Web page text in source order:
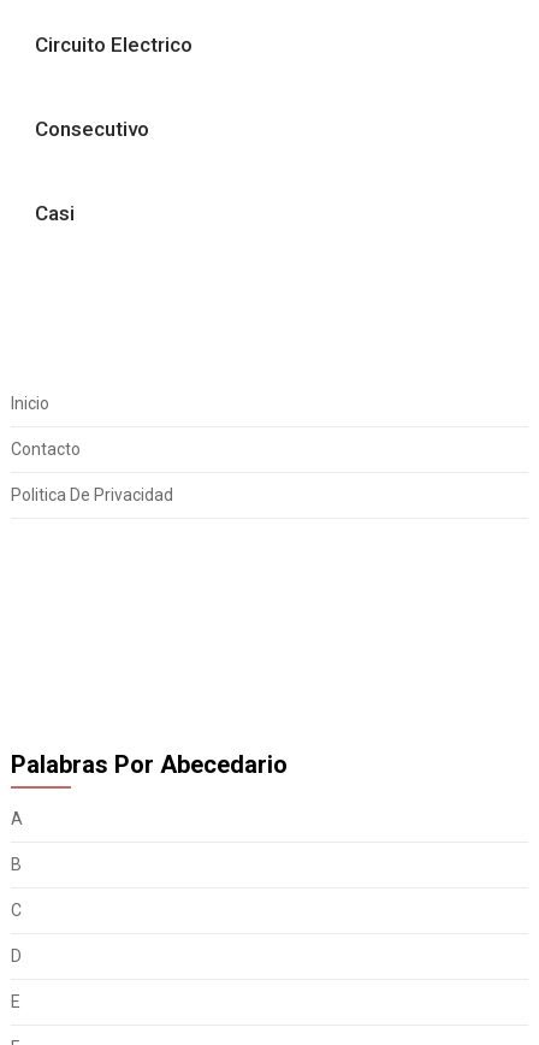
Circuito Electrico
Consecutivo
Casi
Inicio
Contacto
Politica De Privacidad
Palabras Por Abecedario
A
B
C
D
E